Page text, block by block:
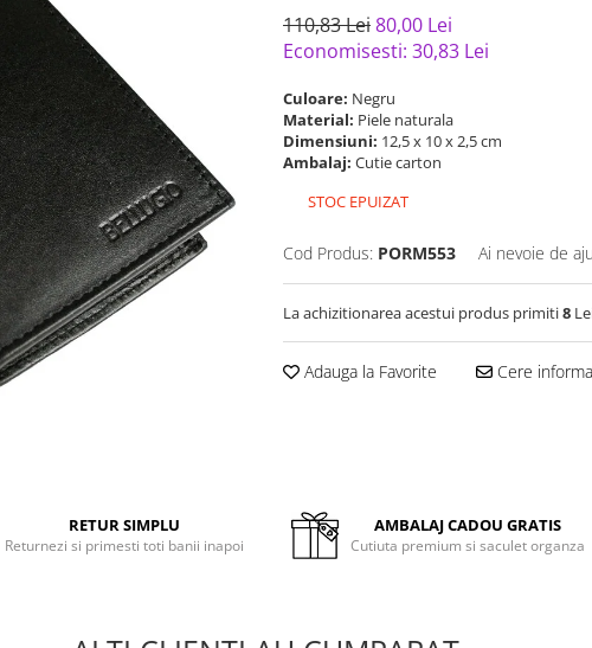
110,83 Lei80,00 Lei
Economisesti: 30,83 Lei
Culoare: Negru
Material: Piele naturala
Dimensiuni: 12,5 x 10 x 2,5 cm
Ambalaj: Cutie carton
STOC EPUIZAT
Cod Produs: PORM553 Ai nevoie de
La achizitionarea acestui produs primiti8
Adauga la Favorite Cere
RETUR SIMPLU
Returnezi si primesti toti banii inapoi
AMBALAJ CADOU GRATIS
Cutiuta premium si saculet organza